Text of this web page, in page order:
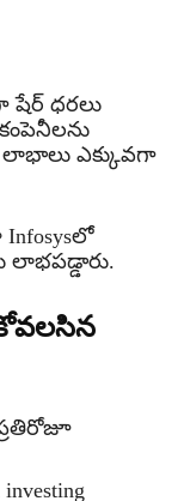
ధరలు
లాభాలు ఎక్కువగా
Infosysలో
లాభపడ్డారు.